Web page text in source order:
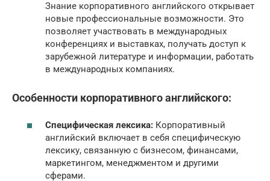
Знание корпоративного английского открывает
новые профессиональные возможности. Это
позволяет участвовать в международных
конференциях и выставках, получать доступ к
зарубежной литературе и информации, работать
в международных компаниях.
Особенности корпоративного английского:
Специфическая лексика: Корпоративный
английский включает в себя специфическую
лексику, связанную с бизнесом, финансами,
маркетингом, менеджментом и другими
сферами.